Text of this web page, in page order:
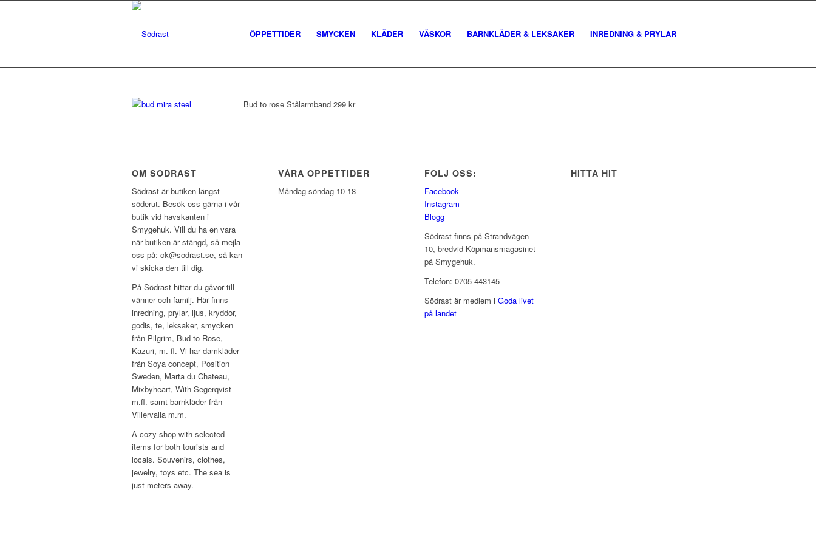
ÖPPETTIDER SMYCKEN KLÄDER VÄSKOR BARNKLÄDER & LEKSAKER INREDNING & PRYLAR
Bud to rose Stålarmband 299 kr
OM SÖDRAST
Södrast är butiken längst
söderut. Besök oss gärna i vår
butik vid havskanten i
Smygehuk. Vill du ha en vara
när butiken är stängd, så mejla
oss på: ck@sodrast.se, så kan
vi skicka den till dig.
På Södrast hittar du gåvor till
vänner och familj. Här finns
inredning, prylar, ljus, kryddor,
godis, te, leksaker, smycken
från Pilgrim, Bud to Rose,
Kazuri, m. fl. Vi har damkläder
från Soya concept, Position
Sweden, Marta du Chateau,
Mixbyheart, With Segerqvist
m.fl. samt barnkläder från
Villervalla m.m.
A cozy shop with selected
items for both tourists and
locals. Souvenirs, clothes,
jewelry, toys etc. The sea is
just meters away.
VÅRA ÖPPETTIDER
Måndag-söndag 10-18
FÖLJ OSS:
Facebook
Instagram
Blogg
Södrast finns på Strandvägen
10, bredvid Köpmansmagasinet
på Smygehuk.
Telefon: 0705-443145
Södrast är medlem iGoda livet
på landet
HITTA HIT